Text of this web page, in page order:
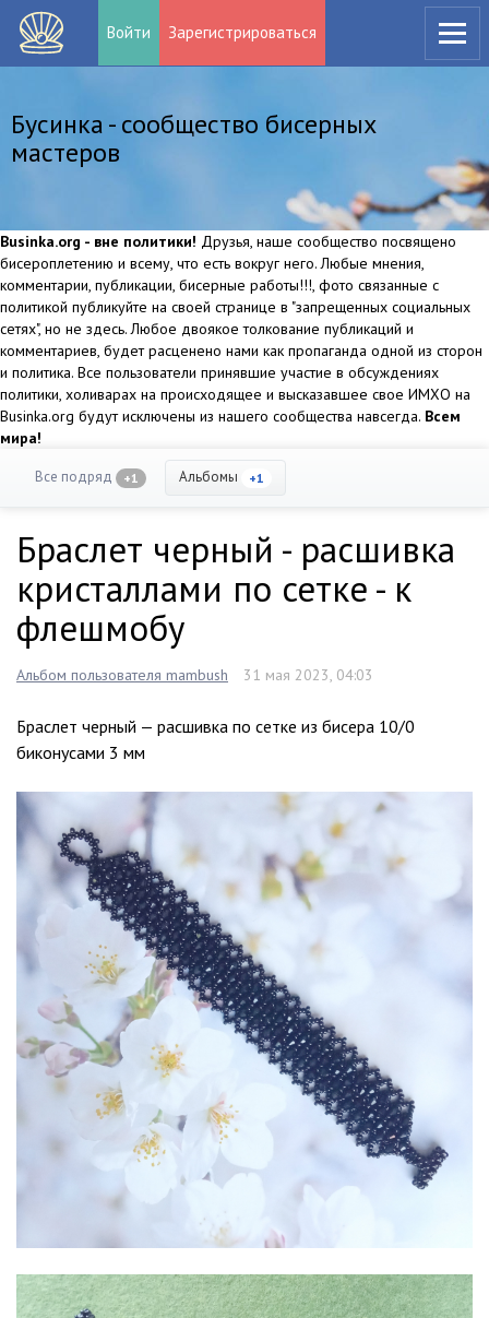
Войти Зарегистрироваться
Бусинка - сообщество бисерных
мастеров
Businka.org - вне политики! Друзья, наше сообщество посвящено
бисероплетению и всему, что есть вокруг него. Любые мнения,
комментарии, публикации, бисерные работы!!!, фото связанные с
политикой публикуйте на своей странице в "запрещенных социальных
сетях", но не здесь. Любое двоякое толкование публикаций и
комментариев, будет расценено нами как пропаганда одной из сторон
и политика. Все пользователи принявшие участие в обсуждениях
политики, холиварах на происходящее и высказавшее свое ИМХО на
Businka.org будут исключены из нашего сообщества навсегда. Всем
мира!
Все подряд +1 Альбомы +1
Браслет черный - расшивка
кристаллами по сетке - к
флешмобу
Альбом пользователя mambush 31 мая 2023, 04:03
Браслет черный — расшивка по сетке из бисера 10/0
биконусами 3 мм